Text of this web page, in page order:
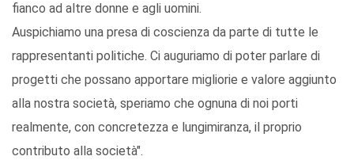
fianco ad altre donne e agli uomini.
Auspichiamo una presa di coscienza da parte di tutte le
rappresentanti politiche. Ci auguriamo di poter parlare di
progetti che possano apportare migliorie e valore aggiunto
alla nostra società, speriamo che ognuna di noi porti
realmente, con concretezza e lungimiranza, il proprio
contributo alla società".